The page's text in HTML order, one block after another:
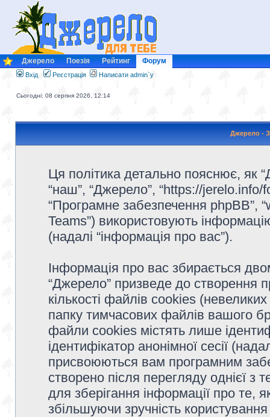
Джерело Поезія Рейтинг Форум
Вхід Реєстрація Написати admin`у
Сьогодні: 08 серпня 2026, 12:14
Джерело -
Ця політика детально пояснює, як
“наш”, “Джерело”, “https://jerelo.info/
“Програмне забезпечення phpBB”,
Teams”) використовують
(надалі “інформація про вас”).
Інформація про вас збирається
“Джерело” призведе до створення
кількості файлів cookies
папку тимчасових файлів вашого
файли cookies містять лише
ідентифікатор анонімної сесії
присвоюються вам програмним
створено після перегляду однієї з
для зберігання інформації про те,
збільшуючи зручність